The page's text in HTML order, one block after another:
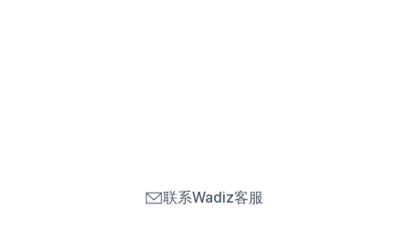
联系Wadiz客服